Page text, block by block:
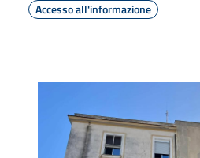
Accesso all'informazione